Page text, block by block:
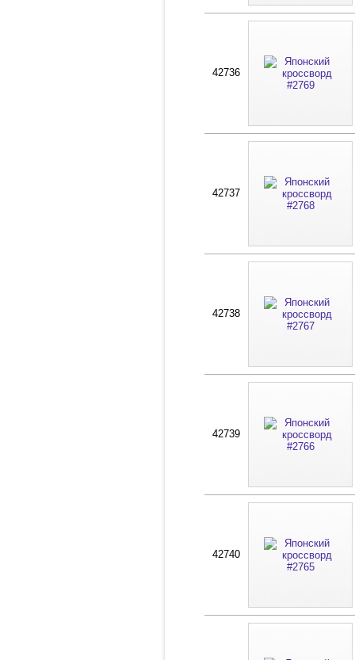
42736
42737
42738
42739
42740